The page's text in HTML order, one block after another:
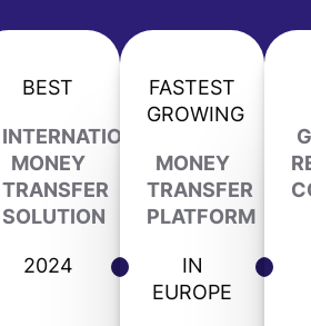
BEST
INTERNATIONAL
MONEY
TRANSFER
SOLUTION
2024
FASTEST
GROWING
MONEY
TRANSFER
PLATFORM
IN
EUROPE